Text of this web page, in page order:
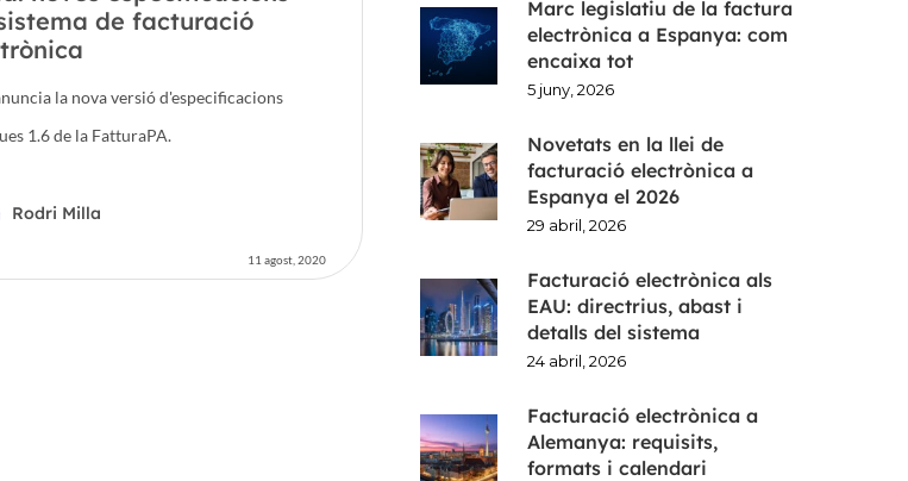
de facturació
la nova versió d'especificacions
1.6 de la FatturaPA.
Rodri Milla
11 agost, 2020
Marc legislatiu de la factura
electrònica a Espanya: com
encaixa tot
5 juny, 2026
Novetats en la llei de
facturació electrònica a
Espanya el 2026
29 abril, 2026
Facturació electrònica als
EAU: directrius, abast i
detalls del sistema
24 abril, 2026
Facturació electrònica a
Alemanya: requisits,
formats i calendari